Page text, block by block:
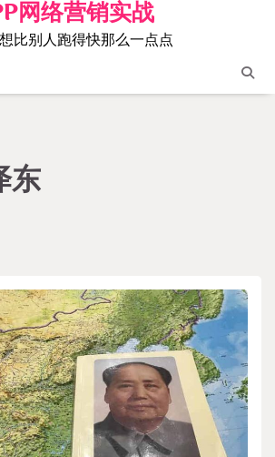
网络营销实战
比别人跑得快那么一点点
东